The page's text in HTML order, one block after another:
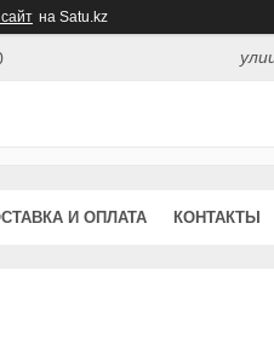
на Satu.kz
И ОПЛАТА КОНТАКТЫ